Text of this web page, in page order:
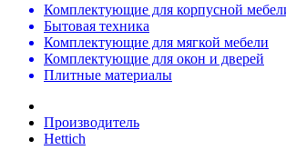
Комплектующие для корпусной
Бытовая техника
Комплектующие для мягкой мебели
Комплектующие для окон и дверей
Плитные материалы
Производитель
Hettich